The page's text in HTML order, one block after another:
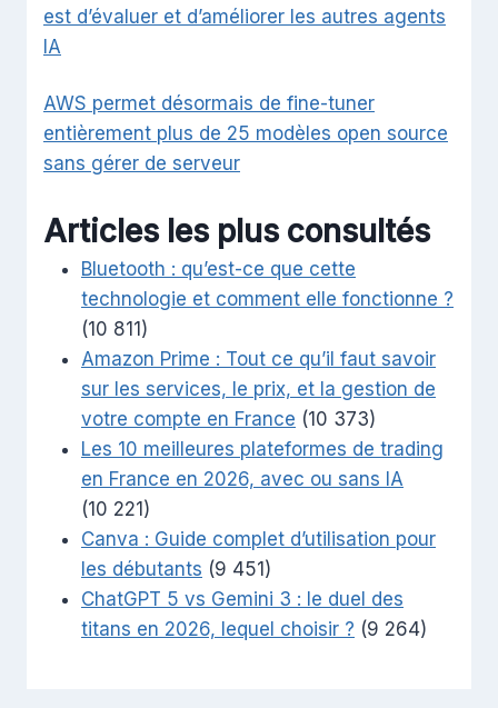
est d’évaluer et d’améliorer les autres agents
IA
AWS permet désormais de fine-tuner
entièrement plus de 25 modèles open source
sans gérer de serveur
Articles les plus consultés
Bluetooth : qu’est-ce que cette
technologie et comment elle fonctionne ?
(10 811)
Amazon Prime : Tout ce qu’il faut savoir
sur les services, le prix, et la gestion de
votre compte en France (10 373)
Les 10 meilleures plateformes de trading
en France en 2026, avec ou sans IA
(10 221)
Canva : Guide complet d’utilisation pour
les débutants (9 451)
ChatGPT 5 vs Gemini 3 : le duel des
titans en 2026, lequel choisir ? (9 264)